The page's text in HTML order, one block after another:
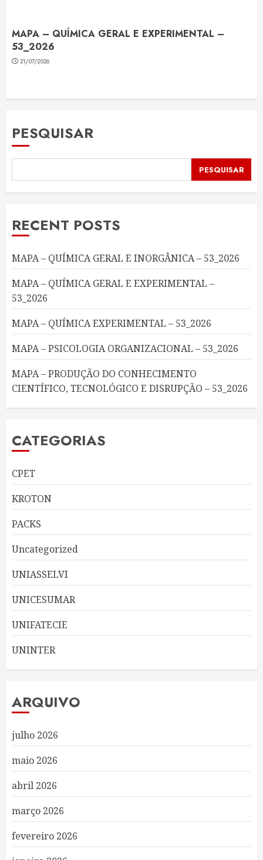
MAPA – QUÍMICA GERAL E EXPERIMENTAL –
53_2026
21/07/2026
PESQUISAR
PESQUISAR
RECENT POSTS
MAPA – QUÍMICA GERAL E INORGÂNICA – 53_2026
MAPA – QUÍMICA GERAL E EXPERIMENTAL –
53_2026
MAPA – QUÍMICA EXPERIMENTAL – 53_2026
MAPA – PSICOLOGIA ORGANIZACIONAL – 53_2026
MAPA – PRODUÇÃO DO CONHECIMENTO
CIENTÍFICO, TECNOLÓGICO E DISRUPÇÃO – 53_2026
CATEGORIAS
CPET
KROTON
PACKS
Uncategorized
UNIASSELVI
UNICESUMAR
UNIFATECIE
UNINTER
ARQUIVO
julho 2026
maio 2026
abril 2026
março 2026
fevereiro 2026